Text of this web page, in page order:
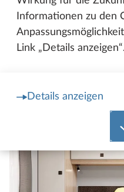
Informationen zu den
Link „Details anzeigen“.
Details anzeigen
Hobby ONTOUR C 680 GE